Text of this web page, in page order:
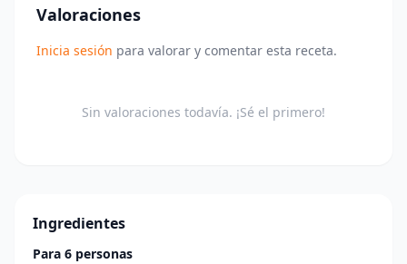
Valoraciones
Inicia sesión para valorar y comentar esta receta.
Sin valoraciones todavía. ¡Sé el primero!
Ingredientes
Para 6 personas